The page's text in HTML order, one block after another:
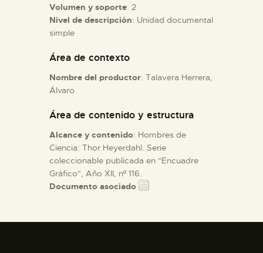
ESPAÑOL
Volumen y soporte: 2
Nivel de descripción: Unidad documental
simple
Área de contexto
Nombre del productor: Talavera Herrera,
Álvaro
Área de contenido y estructura
Alcance y contenido: Hombres de
Ciencia: Thor Heyerdahl. Serie
coleccionable publicada en "Encuadre
Gráfico", Año XII, nº 116.
Documento asociado